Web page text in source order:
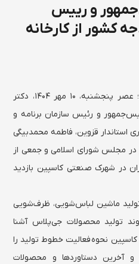
و رییس
کشور از کارخانه
به گزارش روابط عمومی گلدیران؛ عصر پنجشنبه، ۱۰ مهر ۱۴۰۴، دکتر
و رئیس سازمان برنامه و
استاندار قزوین، فاطمه محمدبیگی
در مجلس شورای اسلامی و جمعی از
در شهرک صنعتی کاسپین بازدید
ماشین لباس‌شویی، ظرف‌شویی
تولید محصولات جی‌پلاس آشنا
نحوه فعالیت خطوط تولید را
و آخرین دستاوردها و محصولات